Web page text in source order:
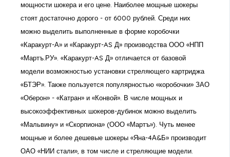
мощности шокера и его цене. Наиболее мощные шокеры
стоят достаточно дорого - от 6000 рублей. Среди них
можно выделить выполненные в форме коробочки
«Каракурт-А» и «Каракурт-AS Д» производства ООО «НПП
«Мартъ.РУ». «Каракурт-AS Д» отличается от базовой
модели возможностью установки стреляющего картриджа
«БТЭР». Также пользуется популярностью «коробочки» ЗАО
«Оберон» - «Катран» и «Конвой». В числе мощных и
высокоэффективных шокеров-дубинок можно выделить
«Мальвину» и «Скорпиона» (ООО «Мартъ»). Чуть менее
мощные и более дешевые шокеры «Яна-4А&Б» производит
ОАО «НИИ стали», в том числе и стреляющие модели.